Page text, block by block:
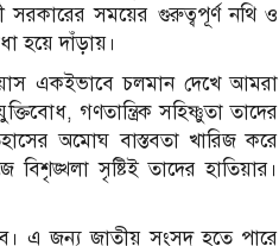
সরকারের সময়ের গুরুত্বপূর্ণ নথি ও
হয়ে দাঁড়ায়।
একইভাবে চলমান দেখে আমরা
গণতান্ত্রিক সহিষ্ণুতা তাদের
অমোঘ বাস্তবতা খারিজ করে
সৃষ্টিই তাদের হাতিয়ার।
এ জন্য জাতীয় সংসদ হতে পারে